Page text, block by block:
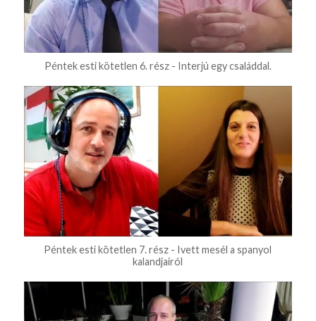
Péntek esti kötetlen 6. rész - Interjú egy családdal.
Péntek esti kötetlen 7. rész - Ivett mesél a spanyol
kalandjairól